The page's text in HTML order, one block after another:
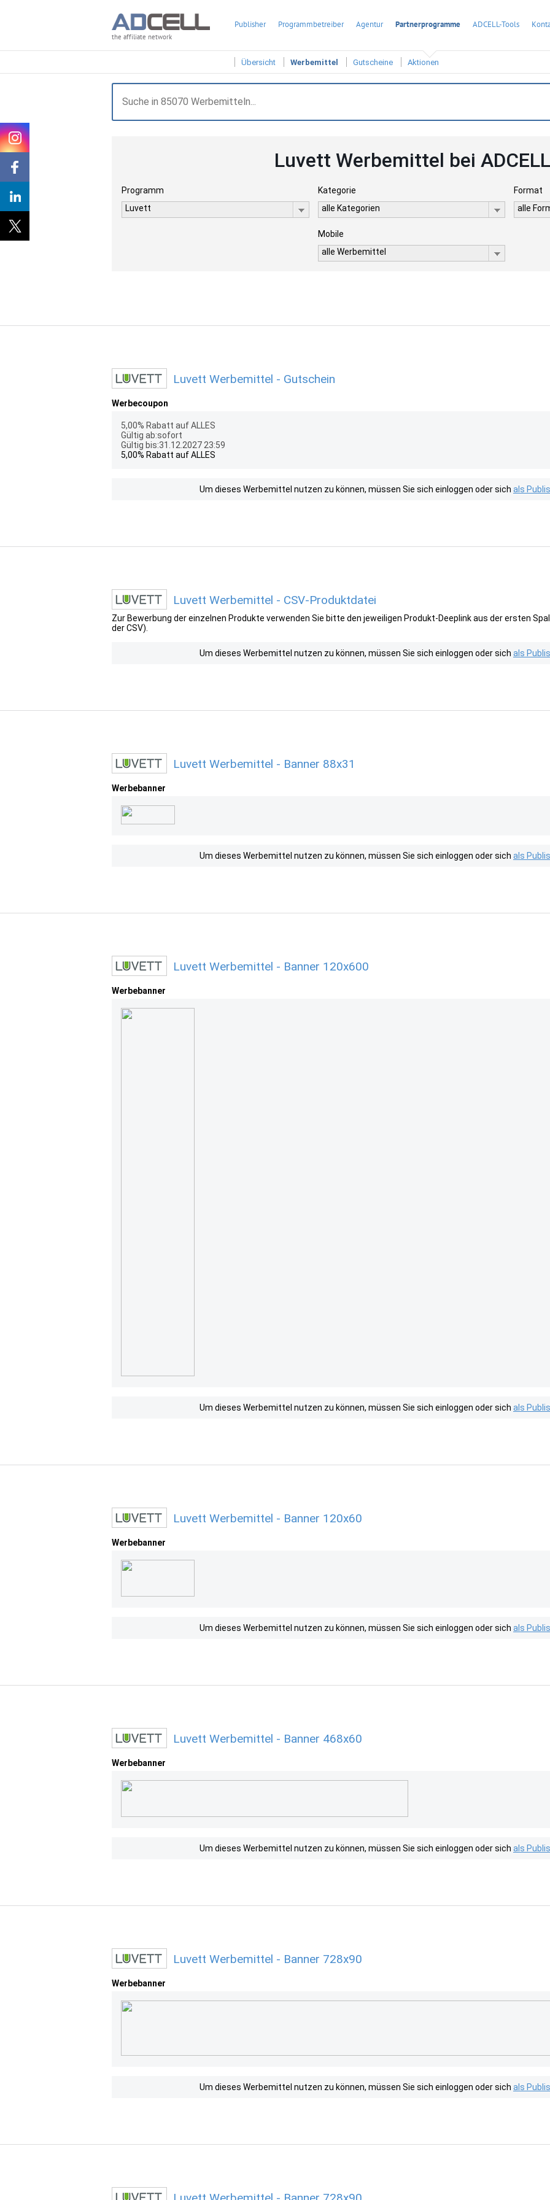
the affiliate network
Publisher Programmbetreiber Agentur Partnerprogramme ADCELL-Tools
Übersicht Werbemittel Gutscheine Aktionen
Luvett Werbemittel bei ADCELL
Programm
Luvett
Kategorie
alle Kategorien
Format
alle
Mobile
alle Werbemittel
Luvett Werbemittel - Gutschein
Werbecoupon
5,00% Rabatt auf ALLES
Gültig ab:sofort
Gültig bis:31.12.2027 23:59
5,00% Rabatt auf ALLES
Um dieses Werbemittel nutzen zu können, müssen Sie sich einloggen oder sich als
Luvett Werbemittel - CSV-Produktdatei
Zur Bewerbung der einzelnen Produkte verwenden Sie bitte den jeweiligen Produkt-Deeplink aus der ersten
der CSV).
Um dieses Werbemittel nutzen zu können, müssen Sie sich einloggen oder sich als
Luvett Werbemittel - Banner 88x31
Werbebanner
Um dieses Werbemittel nutzen zu können, müssen Sie sich einloggen oder sich als
Luvett Werbemittel - Banner 120x600
Werbebanner
Um dieses Werbemittel nutzen zu können, müssen Sie sich einloggen oder sich als
Luvett Werbemittel - Banner 120x60
Werbebanner
Um dieses Werbemittel nutzen zu können, müssen Sie sich einloggen oder sich als
Luvett Werbemittel - Banner 468x60
Werbebanner
Um dieses Werbemittel nutzen zu können, müssen Sie sich einloggen oder sich als
Luvett Werbemittel - Banner 728x90
Werbebanner
Um dieses Werbemittel nutzen zu können, müssen Sie sich einloggen oder sich als